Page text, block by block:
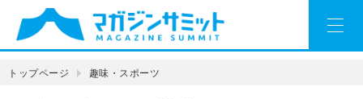
トップページ 趣味・スポーツ